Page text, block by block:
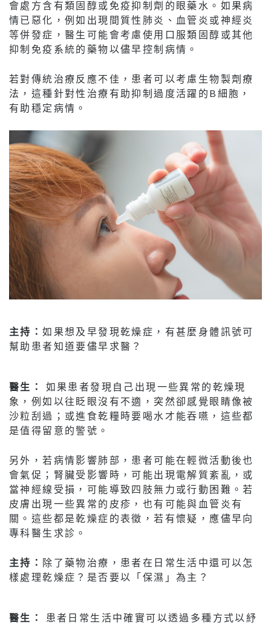
會處方含有類固醇或免疫抑制劑的眼藥水。如果病
情已惡化，例如出現間質性肺炎、血管炎或神經炎
等併發症，醫生可能會考慮使用口服類固醇或其他
抑制免疫系統的藥物以儘早控制病情。
若對傳統治療反應不佳，患者可以考慮生物製劑療
法，這種針對性治療有助抑制過度活躍的B細胞，
有助穩定病情。
主持：如果想及早發現乾燥症，有甚麼身體訊號可
幫助患者知道要儘早求醫？
醫生：
如果患者發現自己出現一些異常的乾燥現
象，例如以往眨眼沒有不適，突然卻感覺眼睛像被
沙粒刮過；或進食乾糧時要喝水才能吞嚥，這些都
是值得留意的警號。
另外，若病情影響肺部，患者可能在輕微活動後也
會氣促；腎臟受影響時，可能出現電解質紊亂，或
當神經線受損，可能導致四肢無力或行動困難。若
皮膚出現一些異常的皮疹，也有可能與血管炎有
關。這些都是乾燥症的表徵，若有懷疑，應儘早向
專科醫生求診。
主持： 除了藥物治療，患者在日常生活中還可以怎
樣處理乾燥症？是否要以「保濕」為主？
醫生：
患者日常生活中確實可以透過多種方式以紓